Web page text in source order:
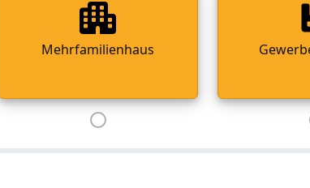
Mehrfamilienhaus